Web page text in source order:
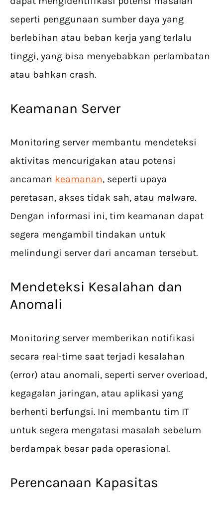
seperti penggunaan sumber daya yang
berlebihan atau beban kerja yang terlalu
tinggi, yang bisa menyebabkan perlambatan
atau bahkan crash.
Keamanan Server
Monitoring server membantu mendeteksi
aktivitas mencurigakan atau potensi
ancaman keamanan, seperti upaya
peretasan, akses tidak sah, atau malware.
Dengan informasi ini, tim keamanan dapat
segera mengambil tindakan untuk
melindungi server dari ancaman tersebut.
Mendeteksi Kesalahan dan
Anomali
Monitoring server memberikan notifikasi
secara real-time saat terjadi kesalahan
(error) atau anomali, seperti server overload,
kegagalan jaringan, atau aplikasi yang
berhenti berfungsi. Ini membantu tim IT
untuk segera mengatasi masalah sebelum
berdampak besar pada operasional.
Perencanaan Kapasitas